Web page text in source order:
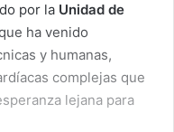
por la Unidad de
ha venido
y humanas,
complejas que
lejana para